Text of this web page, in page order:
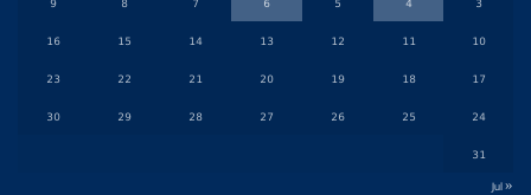
10
11
12
13
14
15
16
17
18
19
20
21
22
23
24
25
26
27
28
29
30
31
« Jul